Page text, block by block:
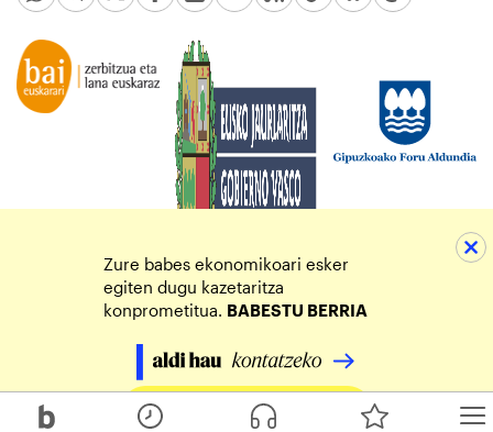
Zure babes ekonomikoari esker
egiten dugu kazetaritza
konprometitua. BABESTU BERRIA
Egin zure ekarpena